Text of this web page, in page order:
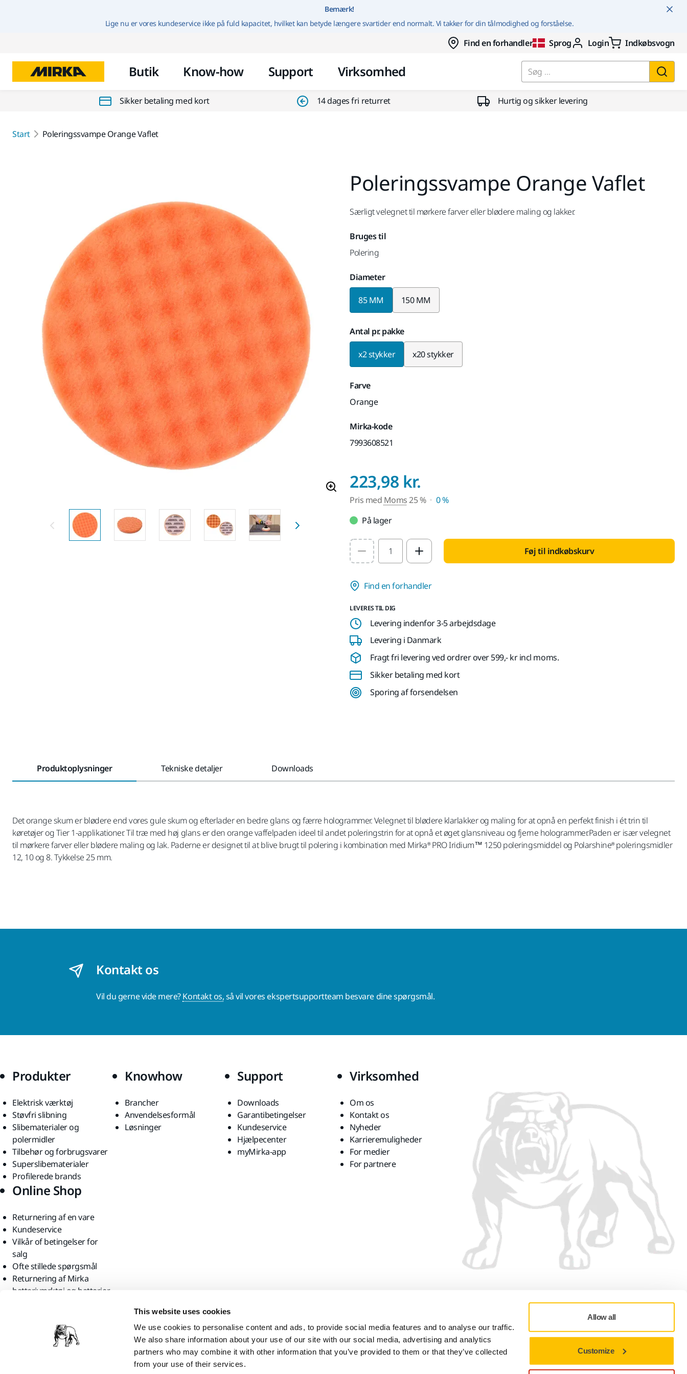
This website uses cookies
We use cookies to personalise content and ads, to provide social media features and to analyse our traffic.
We also share information about your use of our site with our social media, advertising and analytics
partners who may combine it with other information that you’ve provided to them or that they’ve collected
from your use of their services.
Allow all
Customize
Gå til indhold
Bemærk!
Lige nu er vores kundeservice ikke på fuld kapacitet, hvilket kan betyde længere svartider end normalt. Vi takker for din tålmodighed og forståelse.
Find en forhandler Sprog Login Indkøbsvogn
Butik Know-how Support Virksomhed Søg ...
Sikker betaling med kort 14 dages fri returret Hurtig og sikker levering
Start Poleringssvampe Orange Vaflet
Poleringssvampe Orange Vaflet
Særligt velegnet til mørkere farver eller blødere maling og lakker.
Bruges til
Polering
Diameter
85 MM 150 MM
Antal pr. pakke
x2 stykker x20 stykker
Farve
Orange
Mirka-kode
7993608521
223,98 kr.
Pris med Moms25 %
0 %
På lager
Select quantity value Føj til indkøbskurv
Find en forhandler
LEVERES TIL DIG
Levering indenfor 3-5 arbejdsdage
Levering i Danmark
Fragt fri levering ved ordrer over 599,- kr incl moms.
Sikker betaling med kort
Sporing af forsendelsen
Produktoplysninger Tekniske detaljer Downloads
Det orange skum er blødere end vores gule skum og efterlader en bedre glans og færre hologrammer. Velegnet til blødere klarlakker og maling for at opnå en perfekt finish i ét trin til
køretøjer og Tier 1-applikationer. Til træ med høj glans er den orange vaffelpaden ideel til andet poleringstrin for at opnå et øget glansniveau og fjerne hologrammer.Paden er især velegnet
til mørkere farver eller blødere maling og lak. Paderne er designet til at blive brugt til polering i kombination med Mirka® PRO Iridium™ 1250 poleringsmiddel og Polarshine® poleringsmidler
12, 10 og 8. Tykkelse 25 mm.
Kontakt os
Vil du gerne vide mere?Kontakt os,så vil vores ekspertsupportteam besvare dine spørgsmål.
Produkter
Elektrisk værktøj
Støvfri slibning
Slibematerialer og
polermidler
Tilbehør og forbrugsvarer
Superslibematerialer
Profilerede brands
Knowhow
Brancher
Anvendelsesformål
Løsninger
Support
Downloads
Garantibetingelser
Kundeservice
Hjælpecenter
myMirka-app
Virksomhed
Om os
Kontakt os
Nyheder
Karrieremuligheder
For medier
For partnere
Online Shop
Returnering af en vare
Kundeservice
Vilkår of betingelser for
salg
Ofte stillede spørgsmål
Returnering af Mirka
batteriværktøj og batterier